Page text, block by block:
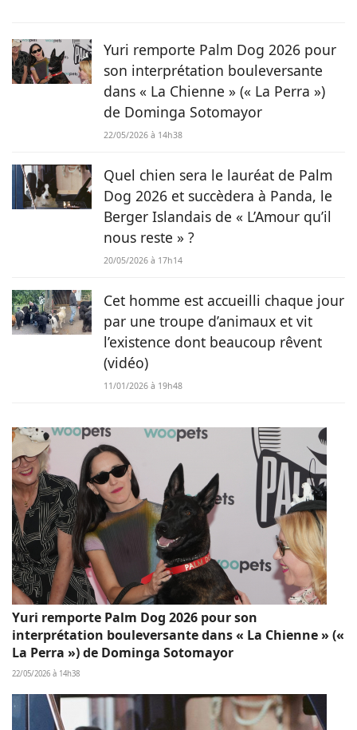
naturellement qu'elle prête, avec plaisir, sa plume pour
Chien.fr.
Yuri remporte Palm Dog 2026 pour
son interprétation bouleversante
dans « La Chienne » (« La Perra »)
de Dominga Sotomayor
22/05/2026 à 14h38
Quel chien sera le lauréat de Palm
Dog 2026 et succèdera à Panda, le
Berger Islandais de « L’Amour qu’il
nous reste » ?
20/05/2026 à 17h14
Cet homme est accueilli chaque jour
par une troupe d’animaux et vit
l’existence dont beaucoup rêvent
(vidéo)
11/01/2026 à 19h48
Yuri remporte Palm Dog 2026 pour son
interprétation bouleversante dans « La Chienne » («
La Perra ») de Dominga Sotomayor
22/05/2026 à 14h38